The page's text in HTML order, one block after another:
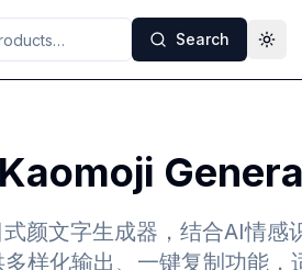
Search
颜文字生成器，结合AI情
样化输出、一键复制功能，